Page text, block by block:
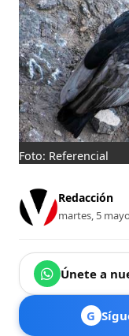
Foto: Referencial
Redacción
martes, 5
Únete a
G